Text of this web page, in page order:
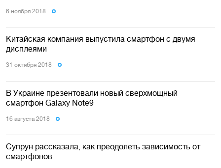
6 ноября 2018
Китайская компания выпустила смартфон с двумя
дисплеями
31 октября 2018
В Украине презентовали новый сверхмощный
смартфон Galaxy Note9
16 августа 2018
Супрун рассказала, как преодолеть зависимость от
смартфонов